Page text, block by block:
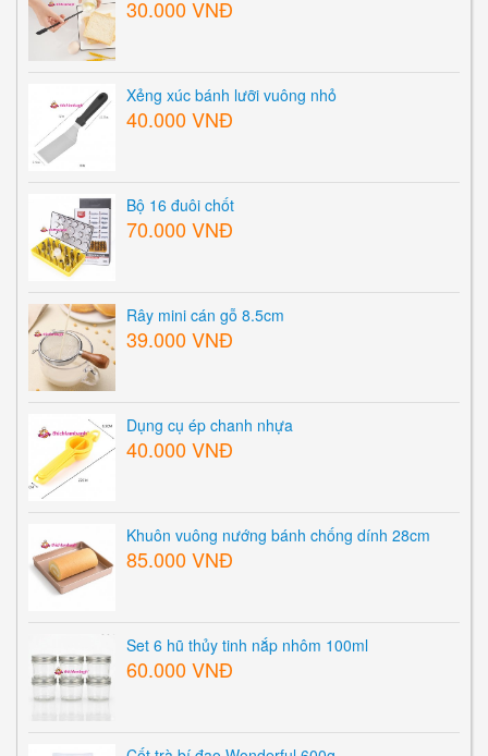
30.000 VNĐ
Xẻng xúc bánh lưỡi vuông nhỏ
40.000 VNĐ
Bộ 16 đuôi chốt
70.000 VNĐ
Rây mini cán gỗ 8.5cm
39.000 VNĐ
Dụng cụ ép chanh nhựa
40.000 VNĐ
Khuôn vuông nướng bánh chống dính 28cm
85.000 VNĐ
Set 6 hũ thủy tinh nắp nhôm 100ml
60.000 VNĐ